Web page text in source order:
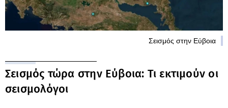
Σεισμός στην Εύβοια
Σεισμός τώρα στην Εύβοια: Τι εκτιμούν οι
σεισμολόγοι